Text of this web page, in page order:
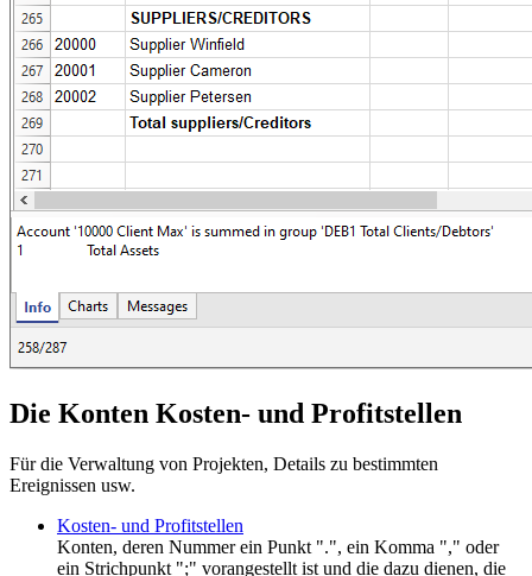
Die Konten Kosten- und Profitstellen
Für die Verwaltung von Projekten, Details zu bestimmten
Ereignissen usw.
Kosten- und Profitstellen
Konten, deren Nummer ein Punkt ".", ein Komma "," oder
ein Strichpunkt ";" vorangestellt ist und die dazu dienen, die